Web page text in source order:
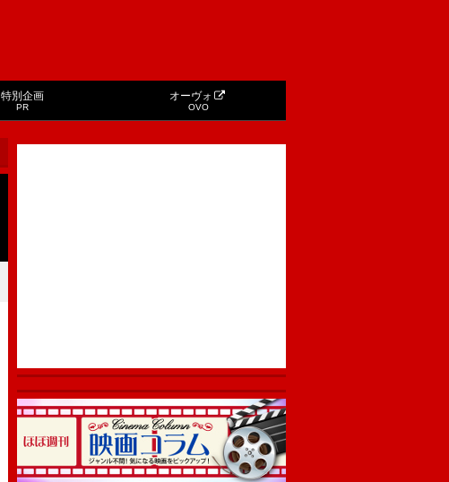
特別企画
PR
オーヴォ
OVO